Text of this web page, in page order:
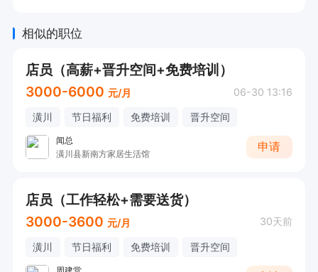
相似的职位
店员（高薪+晋升空间+免费培训）
3000-6000 元/月 06-30 13:16
潢川 节日福利 免费培训 晋升空间
闻总
潢川县新南方家居生活馆
申请
店员（工作轻松+需要送货）
3000-3600 元/月 30天前
潢川 节日福利 免费培训 晋升空间